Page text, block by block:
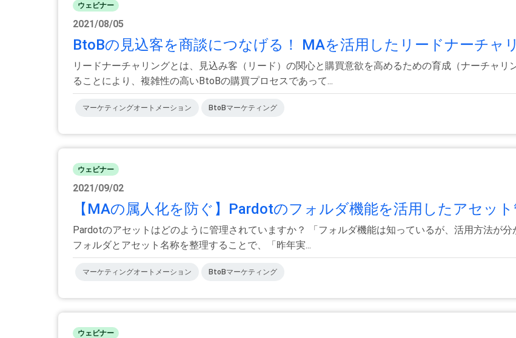
ウェビナー
2021/08/05
BtoBの見込客を商談につなげる！ MAを活用したリードナーチャ
リードナーチャリングとは、見込み客（リード）の関心と購買意欲を高めるための育成（ナーチャ
ることにより、複雑性の高いBtoBの購買プロセスであって...
マーケティングオートメーション BtoBマーケティング
ウェビナー
2021/09/02
【MAの属人化を防ぐ】Pardotのフォルダ機能を活用したアセッ
Pardotのアセットはどのように管理されていますか？ 「フォルダ機能は知っているが、活用方法が分
フォルダとアセット名称を整理することで、「昨年実...
マーケティングオートメーション BtoBマーケティング
ウェビナー